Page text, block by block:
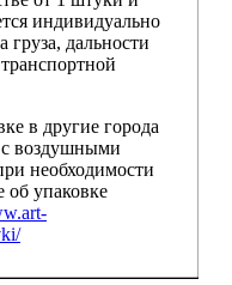
индивидуально
груза, дальности
в другие города
с воздушными
необходимости
об упаковке